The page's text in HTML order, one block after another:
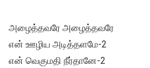
அழைத்தவரே அழைத்தவரே
என் ஊழிய அடித்தளமே-2
என் வெகுமதி நீர்தானே-2